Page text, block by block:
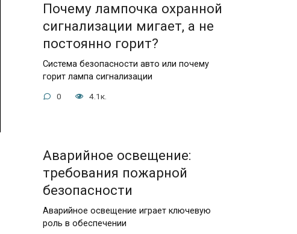
Почему лампочка охранной
сигнализации мигает, а не
постоянно горит?
Система безопасности авто или почему
горит лампа сигнализации
0 4.1к.
Аварийное освещение:
требования пожарной
безопасности
Аварийное освещение играет ключевую
роль в обеспечении